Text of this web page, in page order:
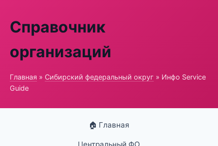
Справочник
организаций
Главная » Сибирский федеральный округ » Инфо Service
Guide
🏠 Главная